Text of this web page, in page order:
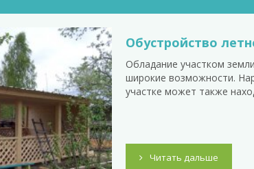
Обустройство
Обладание участком
широкие возможности.
участке может также
Читать дальше